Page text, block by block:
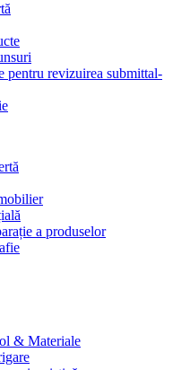
pentru revizuirea submittal-
a produselor
& Materiale